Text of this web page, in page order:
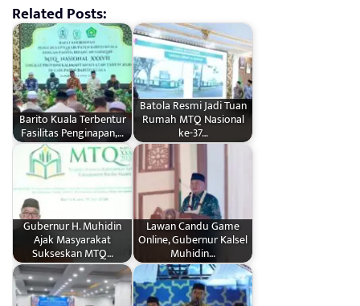
Related Posts:
Barito Kuala Terbentur
Fasilitas Penginapan,…
Batola Resmi Jadi Tuan
Rumah MTQ Nasional
ke-37…
Gubernur H. Muhidin
Ajak Masyarakat
Sukseskan MTQ…
Lawan Candu Game
Online, Gubernur Kalsel
Muhidin…